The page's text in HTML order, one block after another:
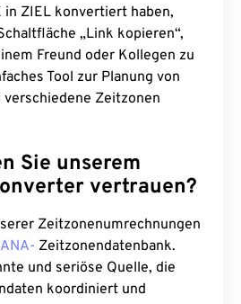
in ZIEL konvertiert haben,
„Link kopieren“,
Freund oder Kollegen zu
Tool zur Planung von
Zeitzonen
Sie unserem
vertrauen?
Zeitzonenumrechnungen
Zeitzonendatenbank.
und seriöse Quelle, die
koordiniert und